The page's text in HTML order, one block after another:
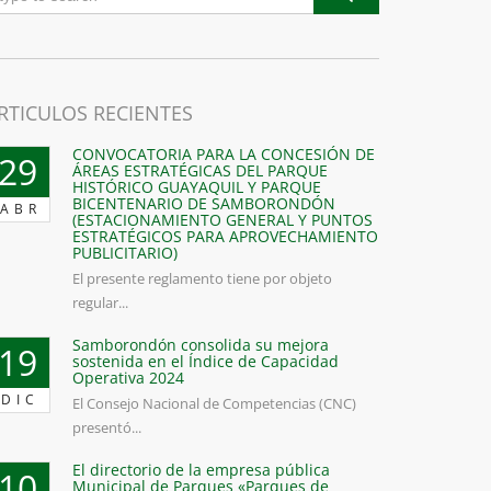
RECIENTES
ABR
CONVOCATORIA PARA LA CONCESIÓN DE
ÁREAS ESTRATÉGICAS DEL PARQUE
HISTÓRICO GUAYAQUIL Y PARQUE
BICENTENARIO DE SAMBORONDÓN
(ESTACIONAMIENTO GENERAL Y PUNTOS
ESTRATÉGICOS PARA APROVECHAMIENTO
PUBLICITARIO)
El presente reglamento tiene por objeto
regular...
DIC
Samborondón consolida su mejora
sostenida en el Índice de Capacidad
Operativa 2024
El Consejo Nacional de Competencias (CNC)
presentó...
El directorio de la empresa pública
Municipal de Parques «Parques de